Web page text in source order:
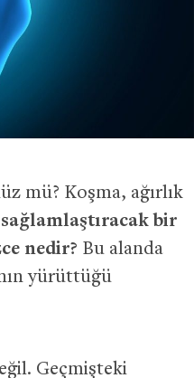
mü? Koşma, ağırlık
bir
nedir? Bu alanda
yürüttüğü
Geçmişteki